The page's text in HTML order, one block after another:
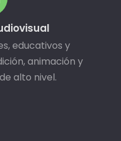
educativos y
animación y
alto nivel.